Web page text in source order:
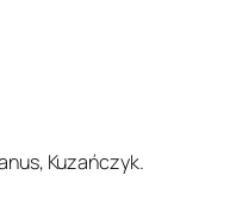
Kuzańczyk.